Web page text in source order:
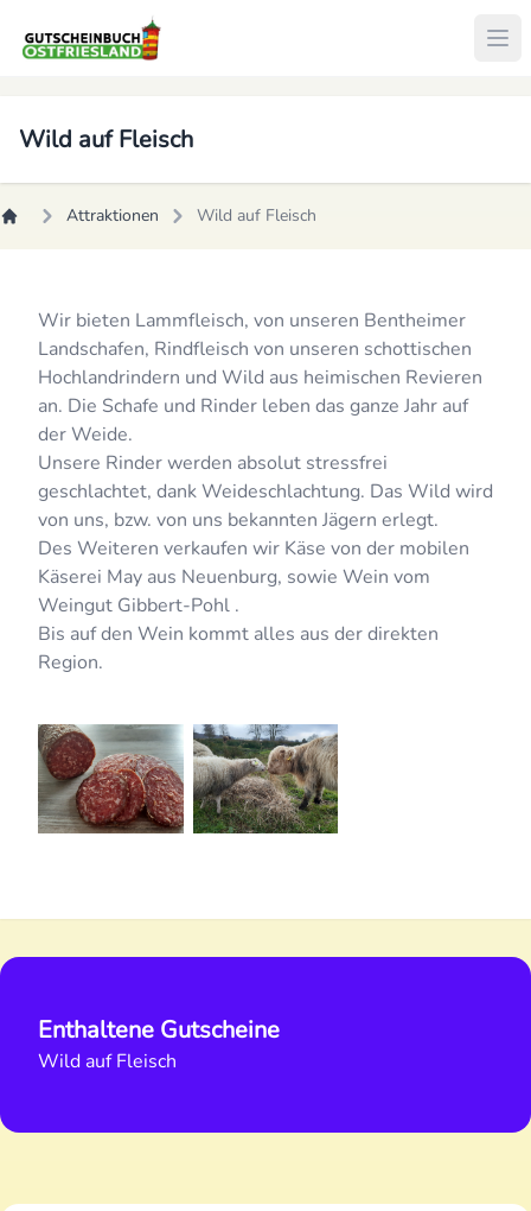
Wild auf Fleisch
Attraktionen Wild auf Fleisch
Wir bieten Lammfleisch, von unseren Bentheimer
Landschafen, Rindfleisch von unseren schottischen
Hochlandrindern und Wild aus heimischen Revieren
an. Die Schafe und Rinder leben das ganze Jahr auf
der Weide.
Unsere Rinder werden absolut stressfrei
geschlachtet, dank Weideschlachtung. Das Wild wird
von uns, bzw. von uns bekannten Jägern erlegt.
Des Weiteren verkaufen wir Käse von der mobilen
Käserei May aus Neuenburg, sowie Wein vom
Weingut Gibbert-Pohl .
Bis auf den Wein kommt alles aus der direkten
Region.
Enthaltene Gutscheine
Wild auf Fleisch